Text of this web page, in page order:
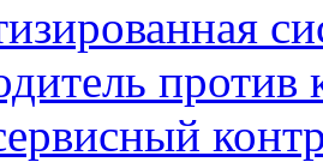
против